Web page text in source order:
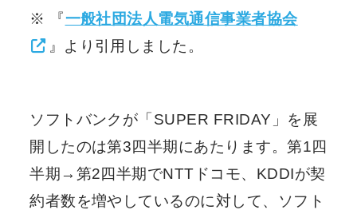
※ 『一般社団法人電気通信事業者協会
』より引用しました。
ソフトバンクが「SUPER FRIDAY」を展
開したのは第3四半期にあたります。第1四
半期→第2四半期でNTTドコモ、KDDIが契
約者数を増やしているのに対して、ソフト